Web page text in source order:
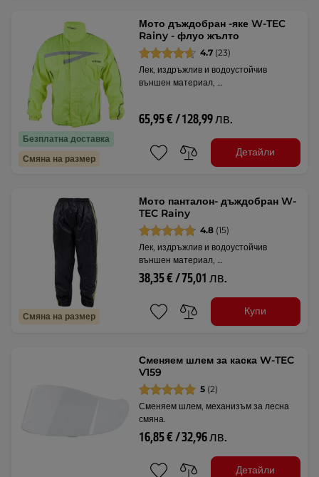
Безплатна доставка
Смяна на размер
Мото дъждобран -яке W-TEC
Rainy - флуо жълто
4.7 (23)
Лек, издръжлив и водоустойчив
външен материал, …
65,95 € / 128,99 лв.
Детайли
Смяна на размер
Мото панталон- дъждобран W-
TEC Rainy
4.8 (15)
Лек, издръжлив и водоустойчив
външен материал, …
38,35 € / 75,01 лв.
Купи
Сменяем шлем за каска W-TEC
V159
5 (2)
Сменяем шлем, механизъм за лесна
смяна.
16,85 € / 32,96 лв.
Детайли